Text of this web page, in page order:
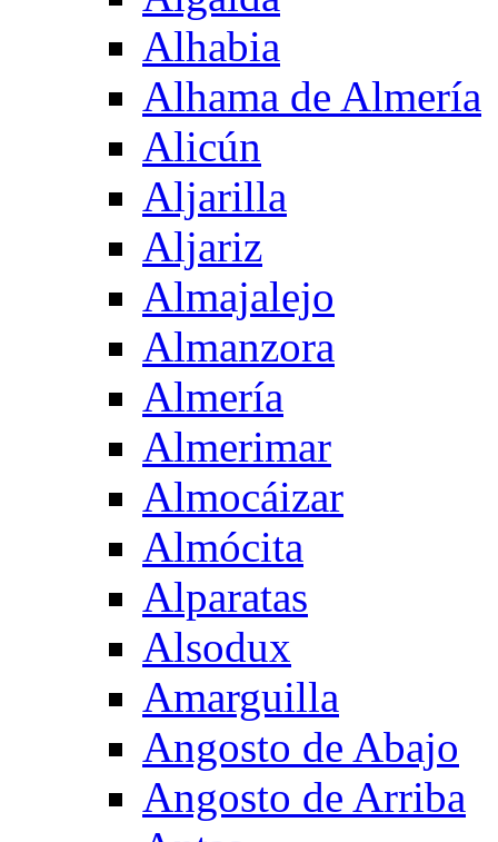
Alhabia
Alhama de Almería
Alicún
Aljarilla
Aljariz
Almajalejo
Almanzora
Almería
Almerimar
Almocáizar
Almócita
Alparatas
Alsodux
Amarguilla
Angosto de Abajo
Angosto de Arriba